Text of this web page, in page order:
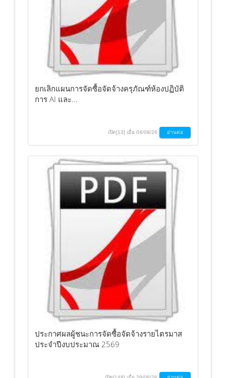
ยกเลิกแผนการจัดซื้อจัดจ้างครุภัณฑ์ห้องปฏิบัติ
การ AI และ...
เปิด[13] เมื่อ 04/08/26 อ่านต่อ
ประกาศผลผู้ชนะการจัดซื้อจัดจ้างรายไตรมาส
ประจำปีงบประมาณ 2569